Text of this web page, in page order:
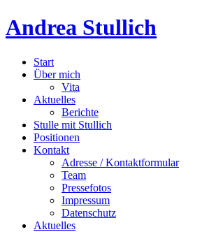
Andrea Stullich
Start
Über mich
Vita
Aktuelles
Berichte
Stulle mit Stullich
Positionen
Kontakt
Adresse / Kontaktformular
Team
Pressefotos
Impressum
Datenschutz
Aktuelles